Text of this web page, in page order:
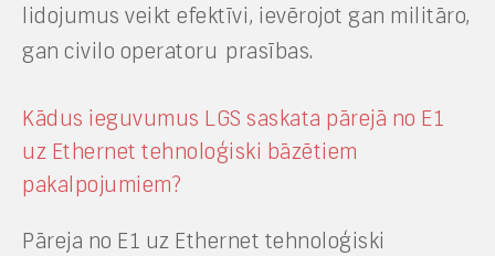
lidojumus veikt efektīvi, ievērojot gan militāro,
gan civilo operatoru prasības.
Kādus ieguvumus LGS saskata pārejā no E1
uz Ethernet tehnoloģiski bāzētiem
pakalpojumiem?
Pāreja no E1 uz Ethernet tehnoloģiski